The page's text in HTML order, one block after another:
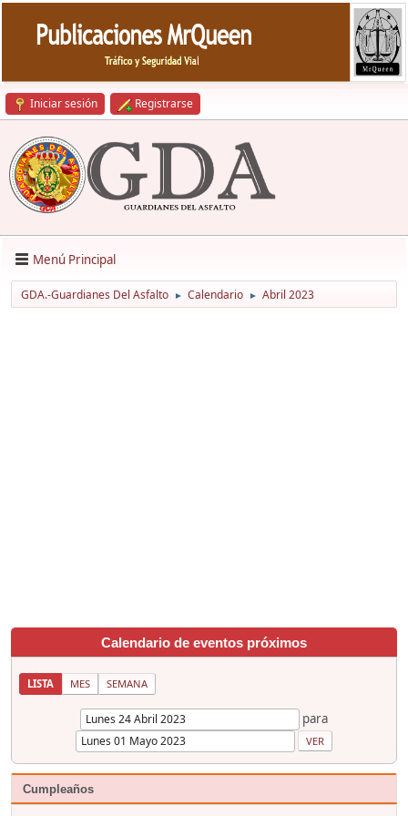
Iniciar sesión Registrarse
Menú Principal
GDA.-Guardianes Del Asfalto ► Calendario ► Abril 2023
Calendario de eventos próximos
LISTA MES SEMANA
para
Cumpleaños